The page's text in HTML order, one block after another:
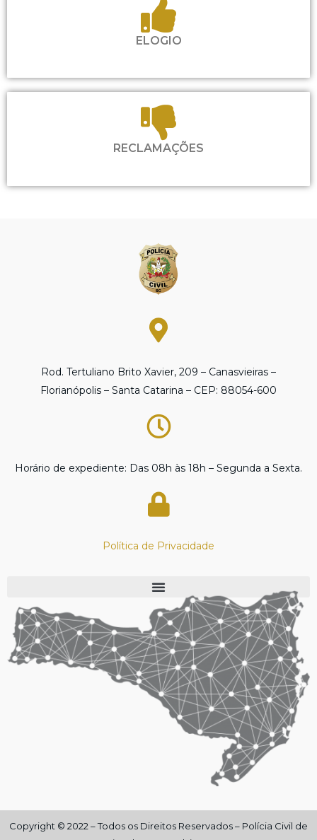
ELOGIO
RECLAMAÇÕES
Rod. Tertuliano Brito Xavier, 209 – Canasvieiras –
Florianópolis – Santa Catarina – CEP: 88054-600
Horário de expediente: Das 08h às 18h – Segunda a Sexta.
Política de Privacidade
Copyright © 2022 – Todos os Direitos Reservados – Polícia Civil de